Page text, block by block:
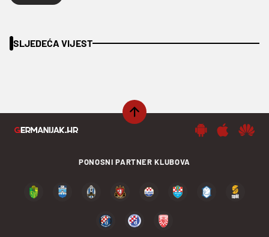
SLJEDEĆA VIJEST
PONOSNI PARTNER KLUBOVA